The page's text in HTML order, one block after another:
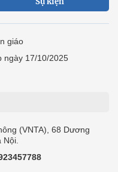
giáo
ngày 17/10/2025
(VNTA), 68 Dương